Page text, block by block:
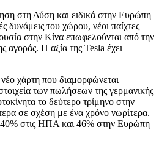
στη Δύση και ειδικά στην Ευρώπη
δυνάμεις του χώρου, νέοι παίχτες
στην Κίνα επωφελούνται από την
αγοράς. Η αξία της Tesla έχει
χάρτη που διαμορφώνεται
των πωλήσεων της γερμανικής
το δεύτερο τρίμηνο στην
σε σχέση με ένα χρόνο νωρίτερα.
40% στις ΗΠΑ και 46% στην Ευρώπη